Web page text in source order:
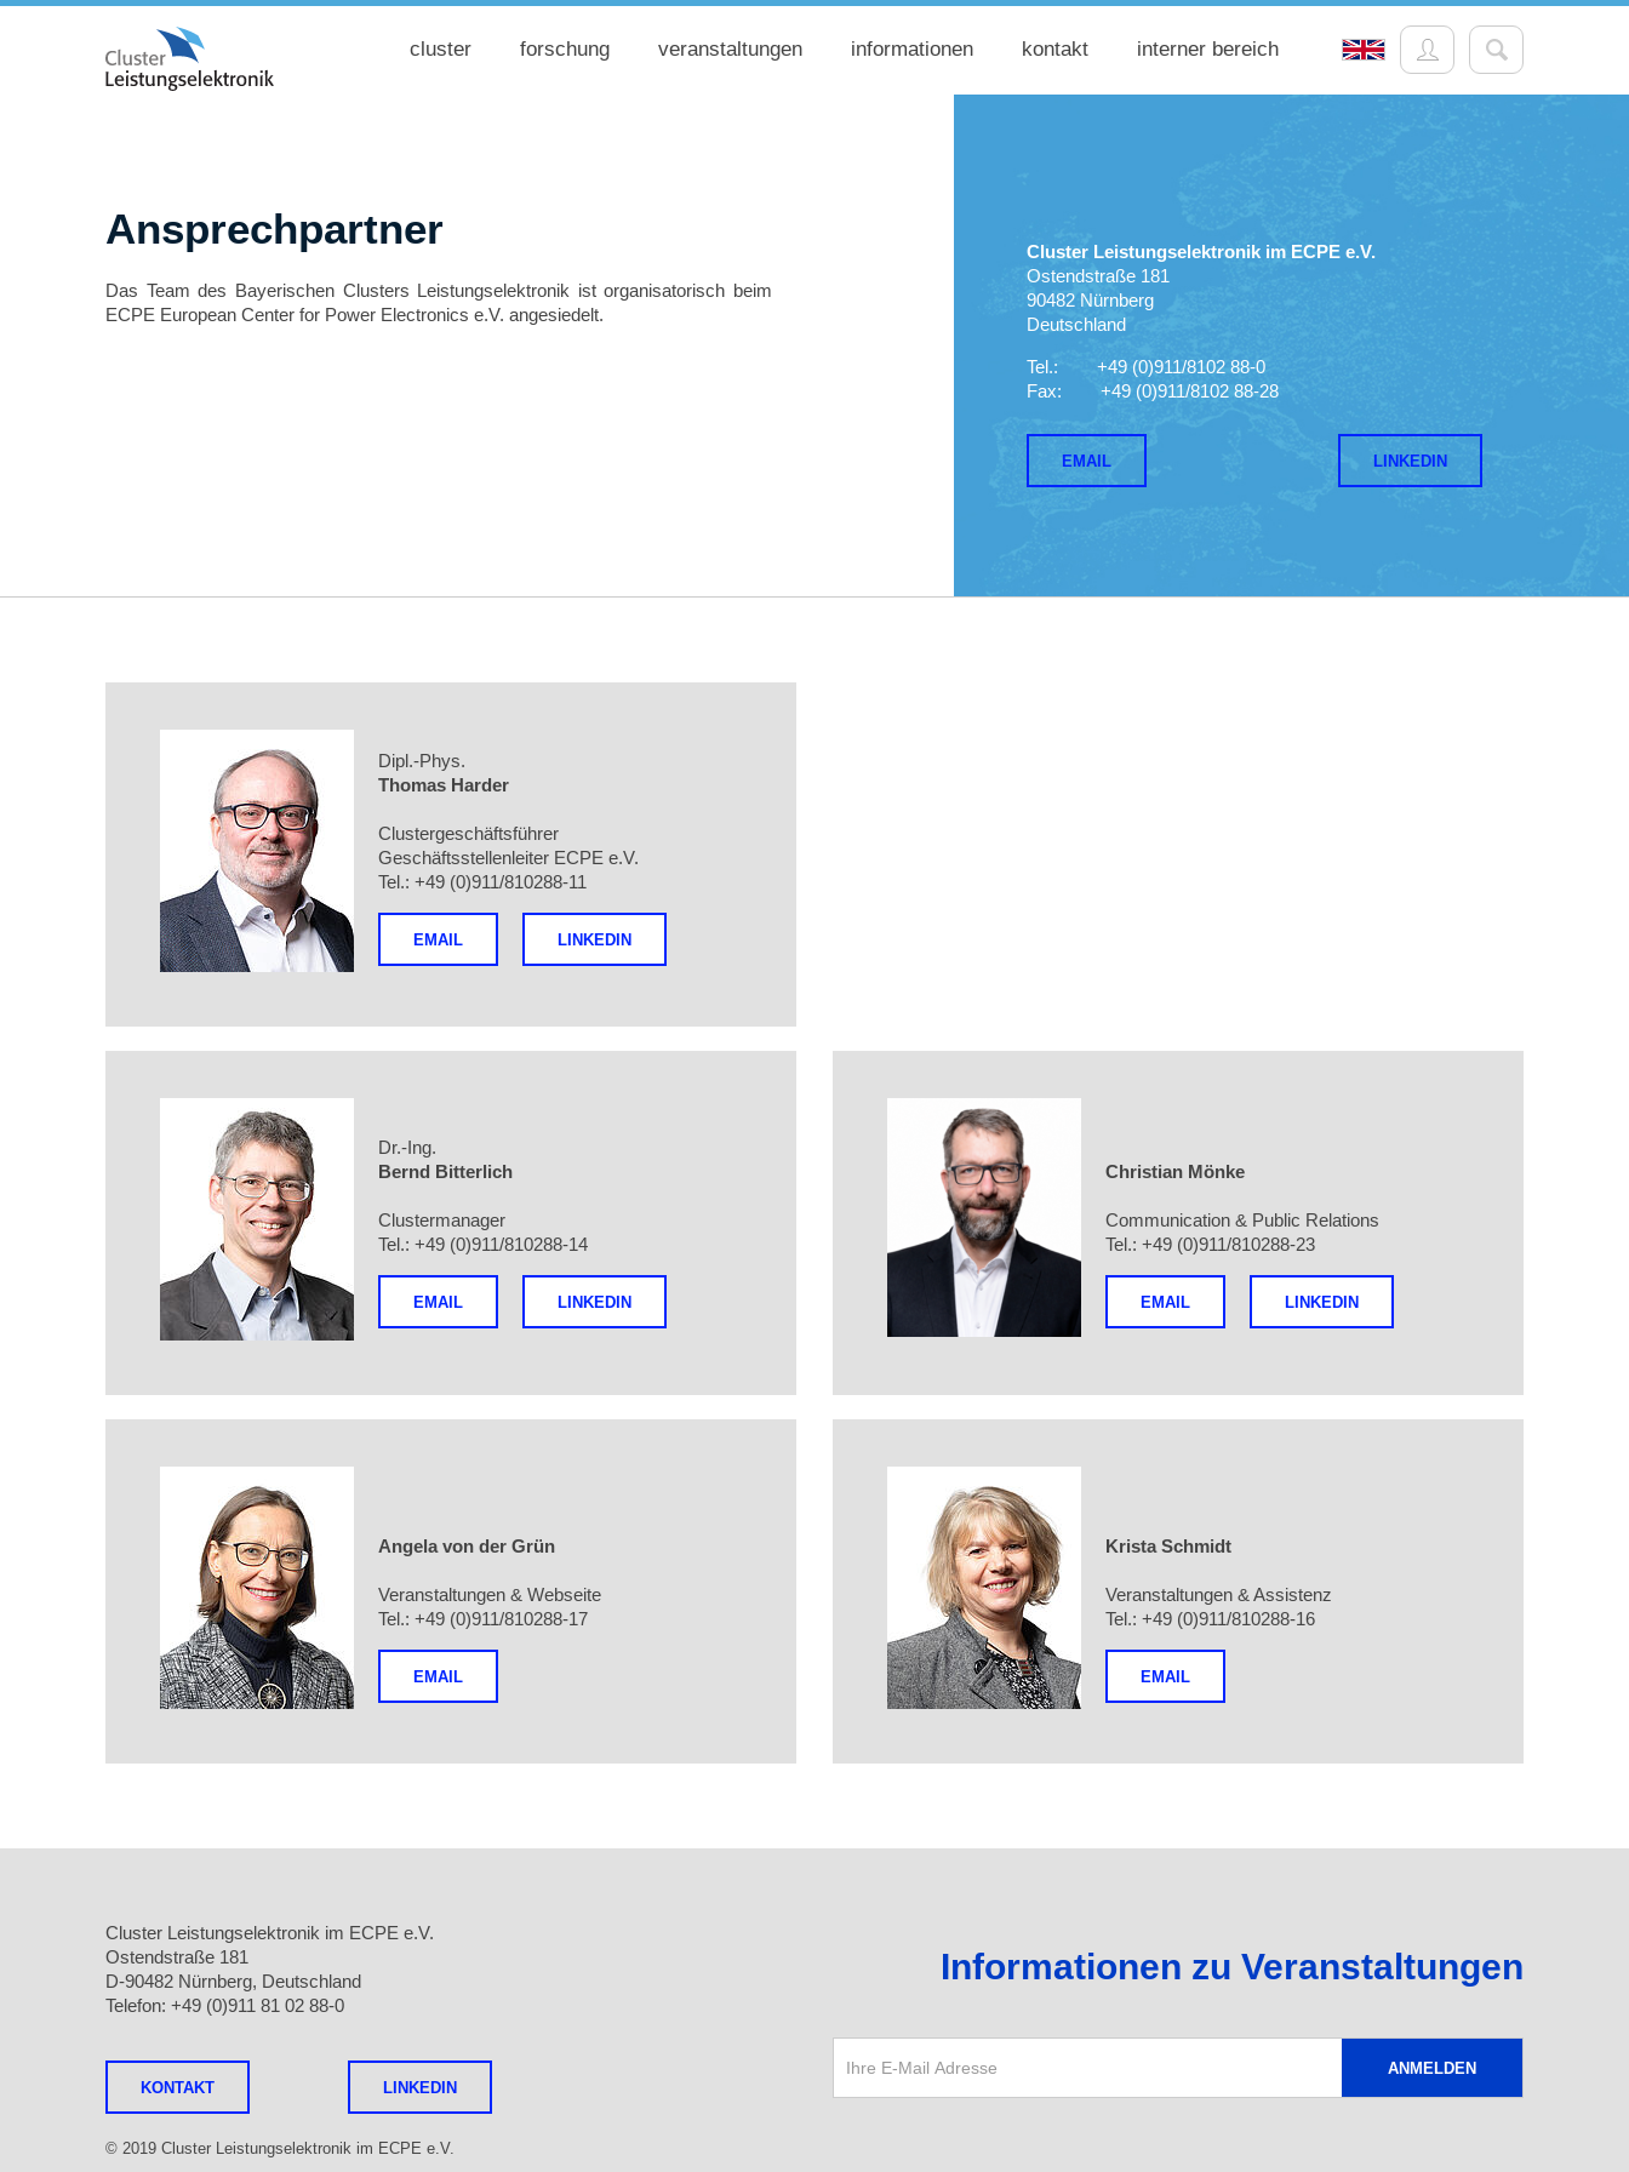
cluster forschung veranstaltungen informationen kontakt interner bereich
Ansprechpartner
Das Team des Bayerischen Clusters Leistungselektronik ist organisatorisch beim
ECPE European Center for Power Electronics e.V. angesiedelt.
Cluster Leistungselektronik im ECPE e.V.
Ostendstraße 181
90482 Nürnberg
Deutschland
Tel.: +49 (0)911/8102 88-0
Fax: +49 (0)911/8102 88-28
EMAIL LINKEDIN
Dipl.-Phys.
Thomas Harder
Clustergeschäftsführer
Geschäftsstellenleiter ECPE e.V.
Tel.: +49 (0)911/810288-11
EMAIL LINKEDIN
Dr.-Ing.
Bernd Bitterlich
Clustermanager
Tel.: +49 (0)911/810288-14
EMAIL LINKEDIN
Christian Mönke
Communication & Public Relations
Tel.: +49 (0)911/810288-23
EMAIL LINKEDIN
Angela von der Grün
Veranstaltungen & Webseite
Tel.: +49 (0)911/810288-17
EMAIL
Krista Schmidt
Veranstaltungen & Assistenz
Tel.: +49 (0)911/810288-16
EMAIL
Cluster Leistungselektronik im ECPE e.V.
Ostendstraße 181
D-90482 Nürnberg, Deutschland
Telefon: +49 (0)911 81 02 88-0
KONTAKT LINKEDIN
Informationen zu Veranstaltungen
© 2019 Cluster Leistungselektronik im ECPE e.V.